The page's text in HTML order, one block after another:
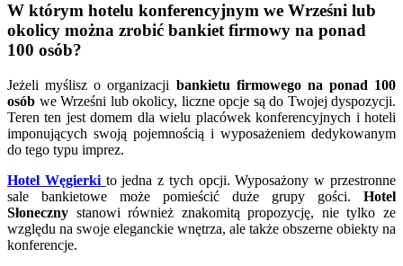
W którym hotelu konferencyjnym we Wrześni lub
okolicy można zrobić bankiet firmowy na ponad
100 osób?
Jeżeli myślisz o organizacji bankietu firmowego na ponad 100
osób we Wrześni lub okolicy, liczne opcje są do Twojej dyspozycji.
Teren ten jest domem dla wielu placówek konferencyjnych i hoteli
imponujących swoją pojemnością i wyposażeniem dedykowanym
do tego typu imprez.
Hotel Węgierki to jedna z tych opcji. Wyposażony w przestronne
sale bankietowe może pomieścić duże grupy gości. Hotel
Słoneczny stanowi również znakomitą propozycję, nie tylko ze
względu na swoje eleganckie wnętrza, ale także obszerne obiekty na
konferencje.